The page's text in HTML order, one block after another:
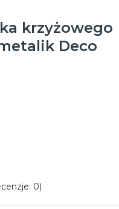
krzyżowego
Deco
0)